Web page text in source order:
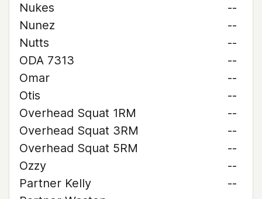
Nukes
--
Nunez
--
Nutts
--
ODA 7313
--
Omar
--
Otis
--
Overhead Squat 1RM
--
Overhead Squat 3RM
--
Overhead Squat 5RM
--
Ozzy
--
Partner Kelly
--